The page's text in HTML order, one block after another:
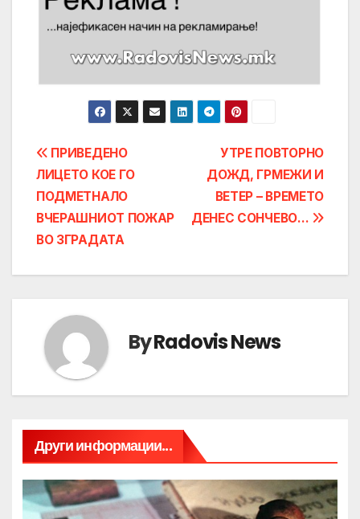
Post
navigation
УТРЕ ПОВТОРНО
ДОЖД, ГРМЕЖИ И
ВЕТЕР – ВРЕМЕТО
ДЕНЕС СОНЧЕВО…
ПРИВЕДЕНО
ЛИЦЕТО КОЕ ГО
ПОДМЕТНАЛО
ВЧЕРАШНИОТ ПОЖАР
ВО ЗГРАДАТА
ByRadovis News
Други информации...